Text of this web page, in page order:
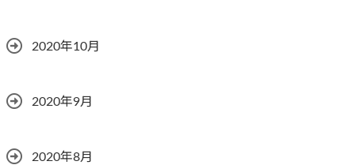
2020年10月
2020年9月
2020年8月